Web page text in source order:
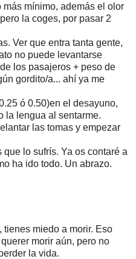
más mínimo, además el olor
la coges, por pasar 2
Ver que entra tanta gente,
no puede levantarse
los pasajeros + peso de
gordito/a... ahí ya me
ó 0.50)en el desayuno,
la lengua al sentarme.
las tomas y empezar
lo sufrís. Ya os contaré a
ha ido todo. Un abrazo.
tienes miedo a morir. Eso
morir aún, pero no
la vida.